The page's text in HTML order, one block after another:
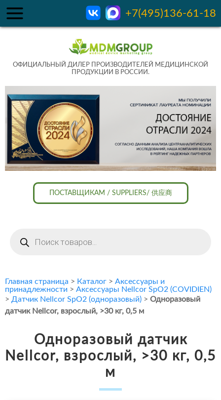
+7(495)136-61-18
ОФИЦИАЛЬНЫЙ ДИЛЕР ПРОИЗВОДИТЕЛЕЙ МЕДИЦИНСКОЙ
ПРОДУКЦИИ В РОССИИ.
ПОСТАВЩИКАМ / SUPPLIERS/ 供应商
товаров
Главная страница > Каталог > Аксессуары и
принадлежности > Аксессуары Nellcor SpO2 (COVIDIEN)
> Датчик Nellcor SpO2 (одноразовый) > Одноразовый
датчик Nellcor, взрослый, >30 кг, 0,5 м
Одноразовый датчик
Nellcor, взрослый, >30 кг, 0,5
м